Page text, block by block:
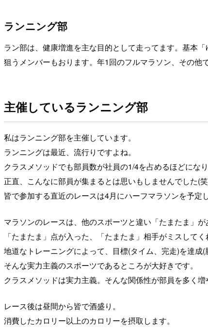
ランニング部
ラン部は、健康増進を主な目的として走ってます。基本
狙うメンバーもおります。年1回のフルマラソン、その他
主催しているランニング部
私はランニング部を主催しています。
ランニングは最近、流行りですよね。
クラスメソッドでも部員数が社員の1/4を占めるほどになり
正直、こんなに部員が集まるとは思いもしませんでした(笑)
皆で参加する直近のレースは4月にハーフマラソンを予定
マラソンのレースは、他のスポーツと違い「たまたま」が
「たまたま」点が入った、「たまたま」相手がミスして
地道なトレーニングによって、目標(タイム、完走)を達成(
そんな実力主義のスポーツであるところが大好きです。
クラスメソッドは実力主義。そんな関係性が部員を多く増
レース後は昼間から皆で酒盛り。
消費したカロリー以上のカロリーを摂取します。